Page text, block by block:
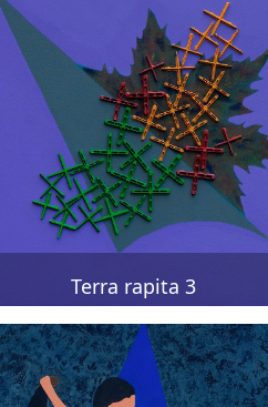
Terra rapita 3